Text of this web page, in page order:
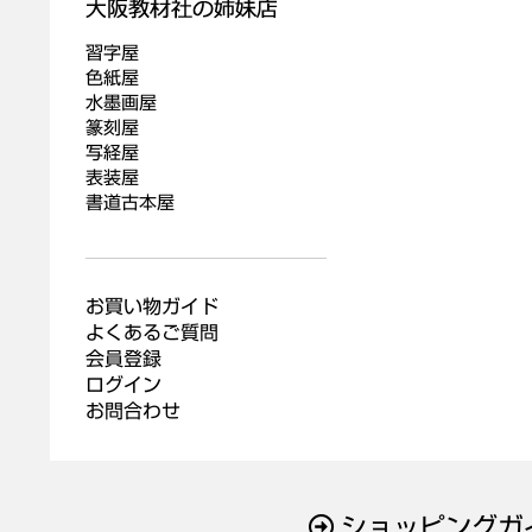
習字屋
色紙屋
水墨画屋
篆刻屋
写経屋
表装屋
書道古本屋
お買い物ガイド
よくあるご質問
会員登録
ログイン
お問合わせ